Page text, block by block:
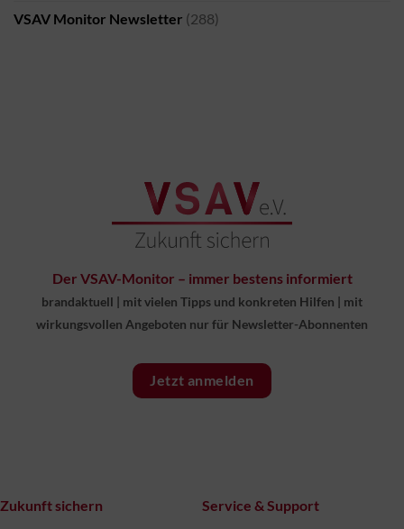
VSAV Monitor Newsletter (288)
Der VSAV-Monitor – immer bestens informiert
brandaktuell | mit vielen Tipps und konkreten Hilfen | mit
wirkungsvollen Angeboten nur für Newsletter-Abonnenten
Jetzt anmelden
Zukunft sichern
Service & Support